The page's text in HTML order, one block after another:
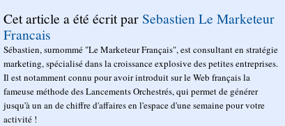
Cet article a été écrit parSebastien Le Marketeur
Francais
Sébastien, surnommé "Le Marketeur Français", est consultant en stratégie
marketing, spécialisé dans la croissance explosive des petites entreprises.
Il est notamment connu pour avoir introduit sur le Web français la
fameuse méthode des Lancements Orchestrés, qui permet de générer
jusqu'à un an de chiffre d'affaires en l'espace d'une semaine pour votre
activité !